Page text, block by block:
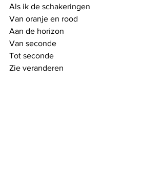
Als ik de schakeringen
Van oranje en rood
Aan de horizon
Van seconde
Tot seconde
Zie veranderen